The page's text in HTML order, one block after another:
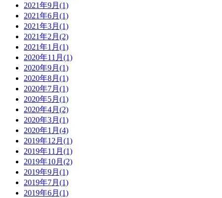
2021年9月(1)
2021年6月(1)
2021年3月(1)
2021年2月(2)
2021年1月(1)
2020年11月(1)
2020年9月(1)
2020年8月(1)
2020年7月(1)
2020年5月(1)
2020年4月(2)
2020年3月(1)
2020年1月(4)
2019年12月(1)
2019年11月(1)
2019年10月(2)
2019年9月(1)
2019年7月(1)
2019年6月(1)